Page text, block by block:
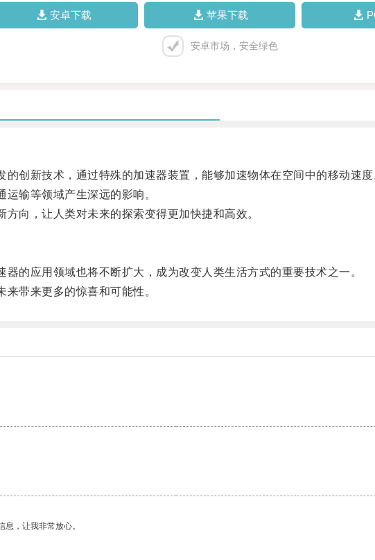
安卓下载 苹果下载
安卓市场，安全绿色
新技术，通过特殊的加速器装置，能够加速物体在空间中的移动速度
输等领域产生深远的影响。
向，让人类对未来的探索变得更加快捷和高效。
应用领域也将不断扩大，成为改变人类生活方式的重要技术之一。
带来更多的惊喜和可能性。
，让我非常放心。